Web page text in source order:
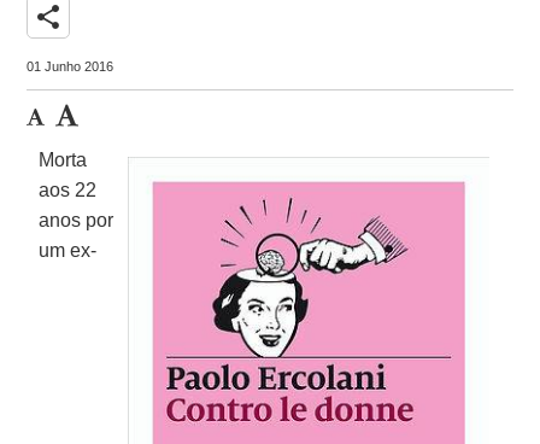
share
01 Junho 2016
Morta
aos 22
anos por
um ex-